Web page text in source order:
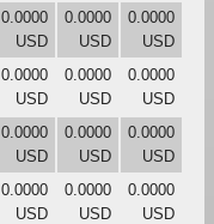
0.0000
USD
0.0000
USD
0.0000
USD
0.0000
USD
0.0000
USD
0.0000
USD
0.0000
USD
0.0000
USD
0.0000
USD
0.0000
USD
0.0000
USD
0.0000
USD